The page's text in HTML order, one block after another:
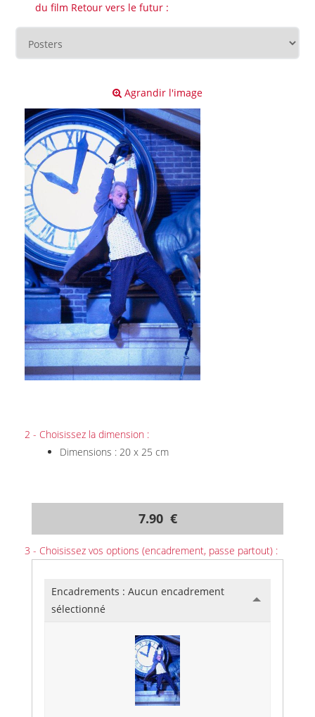
du film Retour vers le futur :
Agrandir l'image
2 - Choisissez la dimension :
Dimensions : 20 x 25 cm
7.90 €
3 - Choisissez vos options (encadrement, passe partout) :
Encadrements : Aucun encadrement
sélectionné